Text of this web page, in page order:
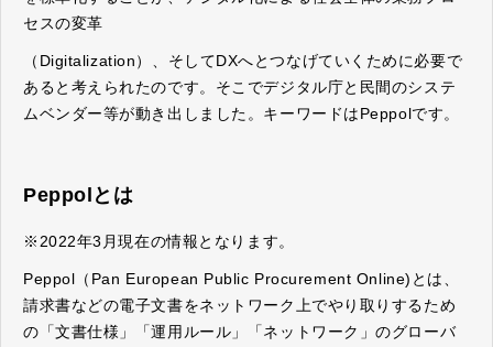
セスの変革
（Digitalization）、そしてDXへとつなげていくために必要で
あると考えられたのです。そこでデジタル庁と民間のシステ
ムベンダー等が動き出しました。キーワードはPeppolです。
Peppolとは
※2022年3月現在の情報となります。
Peppol（Pan European Public Procurement Online)とは、
請求書などの電子文書をネットワーク上でやり取りするため
の「文書仕様」「運用ルール」「ネットワーク」のグローバ